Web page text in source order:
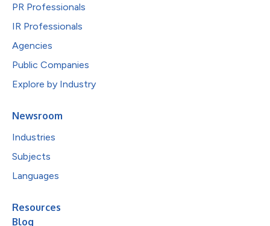
PR Professionals
IR Professionals
Agencies
Public Companies
Explore by Industry
Newsroom
Industries
Subjects
Languages
Resources
Blog